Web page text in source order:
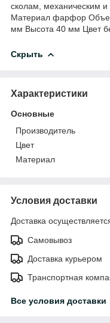
сколам, механическим и
Материал фарфор
мм Высота 40 мм Цвет
Скрыть
Характеристики
Основные
Производитель
Цвет
Материал
Условия доставки
Доставка
Самовывоз
Доставка курьером
Транспортная
Все условия доставки